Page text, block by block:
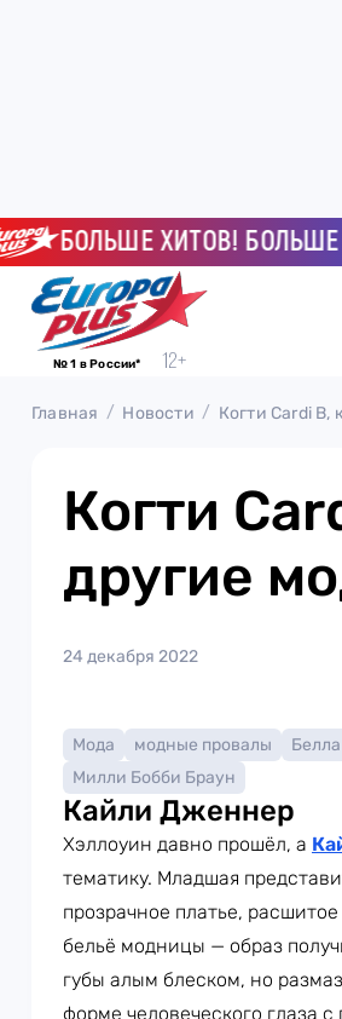
БОЛЬШЕ ХИТОВ! БОЛЬШЕ
№ 1 в России*
Главная Новости Когти Cardi
Когти
другие
24 декабря 2022
Мода модные провалы
Милли Бобби Браун
Кайли Дженнер
Хэллоуин давно прошёл, а
тематику. Младшая
прозрачное платье,
бельё модницы — образ
губы алым блеском, но
форме человеческого глаза